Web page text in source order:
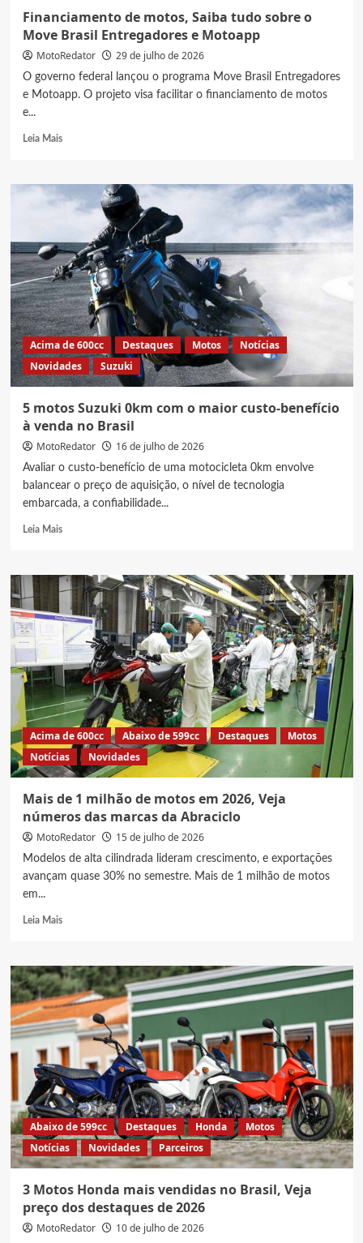
Financiamento de motos, Saiba tudo sobre o
Move Brasil Entregadores e Motoapp
MotoRedator 29 de julho de 2026
O governo federal lançou o programa Move Brasil Entregadores
e Motoapp. O projeto visa facilitar o financiamento de motos
e...
Leia MaisRead
Financiamento
de
motos,
tudo
sobre
o
Move
Brasil
Entregadores
e
Motoapp
Acima de 600cc Destaques Motos
Notícias
Novidades
Suzuki
5 motos Suzuki 0km com o maior custo-benefício
à venda no Brasil
MotoRedator 16 de julho de 2026
Avaliar o custo-benefício de uma motocicleta 0km envolve
balancear o preço de aquisição, o nível de tecnologia
embarcada, a confiabilidade...
Leia MaisRead
5
motos
Suzuki
0km
com
o
maior
custo-
benefício
à
venda
no
Brasil
Acima de 600cc Abaixo de 599cc Destaques
Motos
Notícias
Novidades
Mais de 1 milhão de motos em 2026, Veja
números das marcas da Abraciclo
MotoRedator 15 de julho de 2026
Modelos de alta cilindrada lideram crescimento, e exportações
avançam quase 30% no semestre. Mais de 1 milhão de motos
em...
Leia MaisRead
Mais
de
1
milhão
de
motos
em
2026,
Veja
números
das
marcas
da
Abraciclo
Abaixo de 599cc Destaques Honda
Motos
Notícias
Novidades Parceiros
3 Motos Honda mais vendidas no Brasil, Veja
preço dos destaques de 2026
MotoRedator 10 de julho de 2026